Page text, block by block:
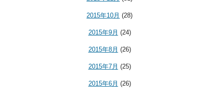
2015年10月 (28)
2015年9月 (24)
2015年8月 (26)
2015年7月 (25)
2015年6月 (26)